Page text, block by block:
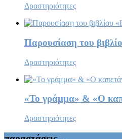
Δραστηριότητες
Παρουσίαση του
Δραστηριότητες
«Το γράμμα» & «Ο
Δραστηριότητες